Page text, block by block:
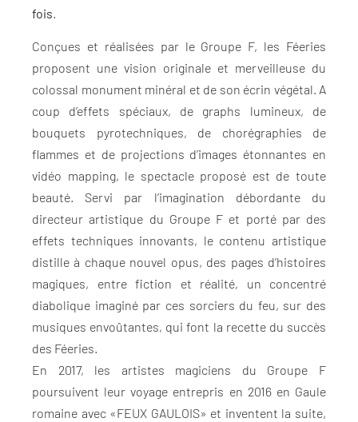
fois.
Conçues et réalisées par le Groupe F, les Féeries
proposent une vision originale et merveilleuse du
colossal monument minéral et de son écrin végétal. A
coup d’effets spéciaux, de graphs lumineux, de
bouquets pyrotechniques, de chorégraphies de
flammes et de projections d’images étonnantes en
vidéo mapping, le spectacle proposé est de toute
beauté. Servi par l’imagination débordante du
directeur artistique du Groupe F et porté par des
effets techniques innovants, le contenu artistique
distille à chaque nouvel opus, des pages d’histoires
magiques, entre fiction et réalité, un concentré
diabolique imaginé par ces sorciers du feu, sur des
musiques envoûtantes, qui font la recette du succès
des Féeries.
En 2017, les artistes magiciens du Groupe F
poursuivent leur voyage entrepris en 2016 en Gaule
romaine avec «FEUX GAULOIS» et inventent la suite,